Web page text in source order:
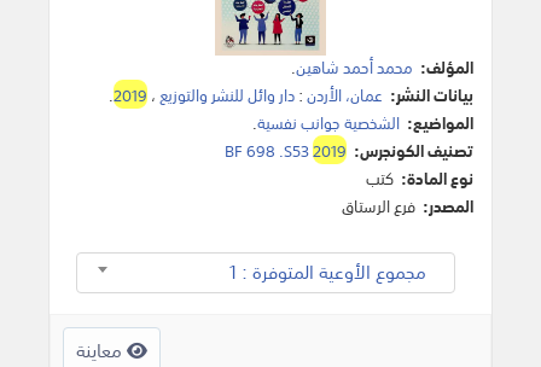
المؤلف: محمد أحمد شاهين.
بيانات النشر: عمان، الأردن:دار وائل للنشر والتوزيع،2019
.
المواضيع: الشخصية جوانب نفسية.
تصنيف الكونجرس:
BF 698 .S532019
نوع المادة: كتب
المصدر: فرع الرستاق
مجموع الأوعية المتوفرة : 1
معاينة